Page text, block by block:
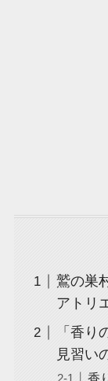
鷲の巣
アトリ
「香
見習い
香